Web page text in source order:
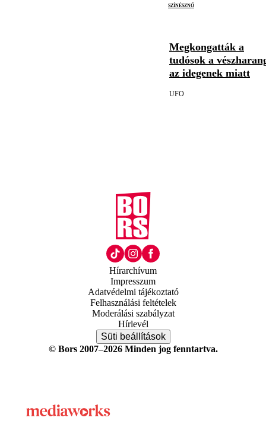
színésznő
Megkongatták a
tudósok a
az idegenek miatt
UFO
Hírarchívum
Impresszum
Adatvédelmi tájékoztató
Felhasználási feltételek
Moderálási szabályzat
Hírlevél
Süti beállítások
© Bors 2007–2026 Minden jog fenntartva.